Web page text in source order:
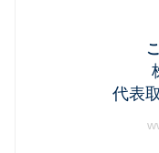
代表